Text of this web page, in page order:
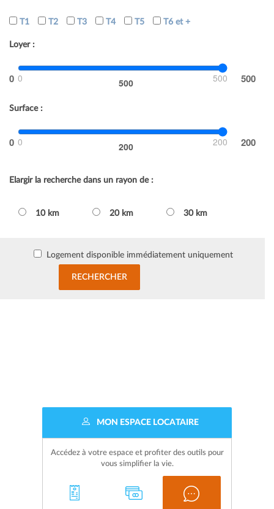
T1 T2 T3 T4 T5 T6 et +
Loyer :
0 500 500
Surface :
0 200 200
Elargir la recherche dans un rayon de :
10 km 20 km 30 km
Logement disponible immédiatement uniquement
MON ESPACE LOCATAIRE
Accédez à votre espace et profiter des outils pour
vous simplifier la vie.